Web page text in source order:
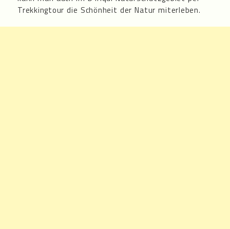
Trekkingtour die Schönheit der Natur miterleben.